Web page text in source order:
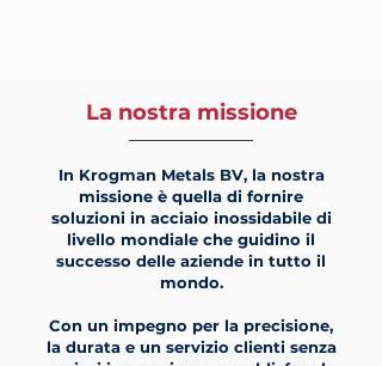
La nostra missione
In Krogman Metals BV, la nostra
missione è quella di fornire
soluzioni in acciaio inossidabile di
livello mondiale che guidino il
successo delle aziende in tutto il
mondo.
Con un impegno per la precisione,
la durata e un servizio clienti senza